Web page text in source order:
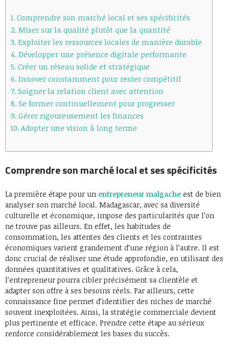
Comprendre son marché local et ses spécificités
Miser sur la qualité plutôt que la quantité
Exploiter les ressources locales de manière durable
Développer une présence digitale performante
Créer un réseau solide et stratégique
Innover constamment pour rester compétitif
Soigner la relation client avec attention
Se former continuellement pour progresser
Gérer rigoureusement les finances
Adopter une vision à long terme
Comprendre son marché local et ses spécificités
La première étape pour un entrepreneur malgache est de bien
analyser son marché local. Madagascar, avec sa diversité
culturelle et économique, impose des particularités que l’on
ne trouve pas ailleurs. En effet, les habitudes de
consommation, les attentes des clients et les contraintes
économiques varient grandement d’une région à l’autre. Il est
donc crucial de réaliser une étude approfondie, en utilisant des
données quantitatives et qualitatives. Grâce à cela,
l’entrepreneur pourra cibler précisément sa clientèle et
adapter son offre à ses besoins réels. Par ailleurs, cette
connaissance fine permet d’identifier des niches de marché
souvent inexploitées. Ainsi, la stratégie commerciale devient
plus pertinente et efficace. Prendre cette étape au sérieux
renforce considérablement les bases du succès.